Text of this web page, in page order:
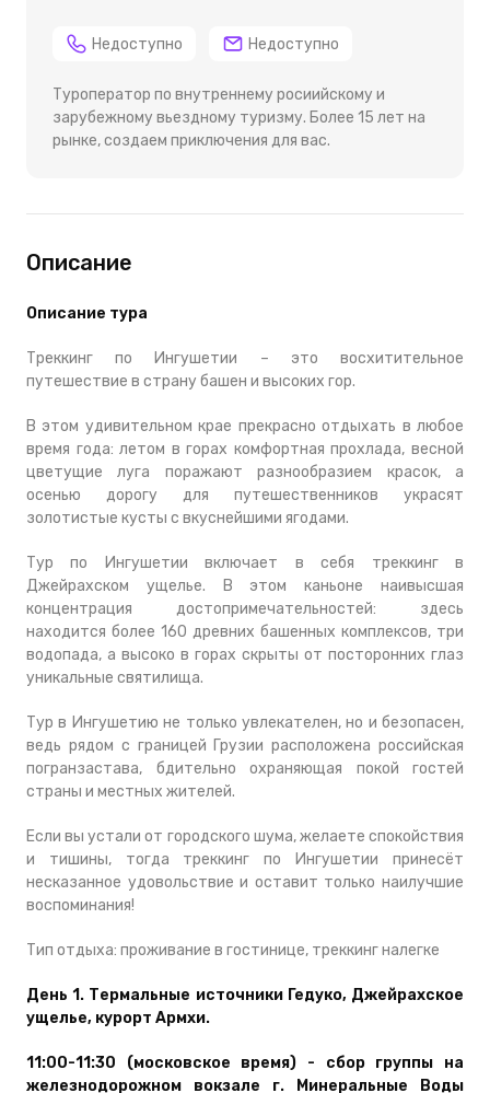
Недоступно Недоступно
Туроператор по внутреннему росиийскому и
зарубежному вьездному туризму. Более 15 лет на
рынке, создаем приключения для вас.
Описание
Описание тура
Треккинг по Ингушетии – это восхитительное
путешествие в страну башен и высоких гор.
В этом удивительном крае прекрасно отдыхать в любое
время года: летом в горах комфортная прохлада, весной
цветущие луга поражают разнообразием красок, а
осенью дорогу для путешественников украсят
золотистые кусты с вкуснейшими ягодами.
Tур по Ингушетии включает в себя треккинг в
Джейрахском ущелье. В этом каньоне наивысшая
концентрация достопримечательностей: здесь
находится более 160 древних башенных комплексов, три
водопада, а высоко в горах скрыты от посторонних глаз
уникальные святилища.
Тур в Ингушетию не только увлекателен, но и безопасен,
ведь рядом с границей Грузии расположена российская
погранзастава, бдительно охраняющая покой гостей
страны и местных жителей.
Если вы устали от городского шума, желаете спокойствия
и тишины, тогда треккинг по Ингушетии принесёт
несказанное удовольствие и оставит только наилучшие
воспоминания!
Тип отдыха: проживание в гостинице, треккинг налегке
День 1. Термальные источники Гедуко, Джейрахское
ущелье, курорт Армхи.
11:00-11:30 (московское время) - сбор группы на
железнодорожном вокзале г. Минеральные Воды